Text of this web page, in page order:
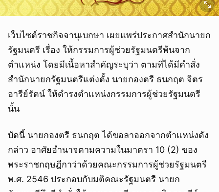
เว็บไซต์ราชกิจจานุเบกษา เผยแพร่ประกาศสำนักนายก
รัฐมนตรี เรื่อง ให้กรรมการผู้ช่วยรัฐมนตรีพ้นจาก
ตำแหน่ง โดยมีเนื้อหาสำคัญระบุว่า ตามที่ได้มีคำสั่ง
สำนักนายกรัฐมนตรีแต่งตั้ง นายกองตรี ธนกฤต จิตร
อารีย์รัตน์ ให้ดำรงตำแหน่งกรรมการผู้ช่วยรัฐมนตรี
นั้น
บัดนี้ นายกองตรี ธนกฤต ได้ขอลาออกจากตำแหน่งดัง
กล่าว อาศัยอำนาจตามความในมาตรา 10 (2) ของ
พระราชกฤษฎีกาว่าด้วยคณะกรรมการผู้ช่วยรัฐมนตรี
พ.ศ. 2546 ประกอบกับมติคณะรัฐมนตรี นายก